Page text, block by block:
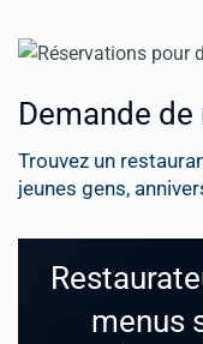
Demande
Trouvez un
jeunes gens,
menus